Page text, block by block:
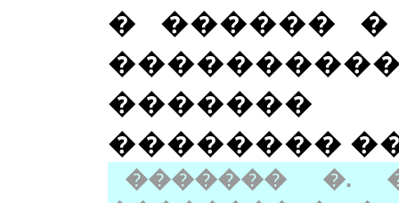
� ������ �
��������
������� �.